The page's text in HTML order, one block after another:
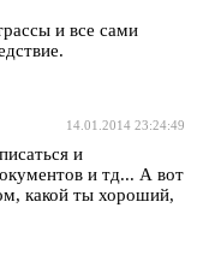
и все сами
14.01.2014 23:24:49
и
и тд... А вот
какой ты хороший,